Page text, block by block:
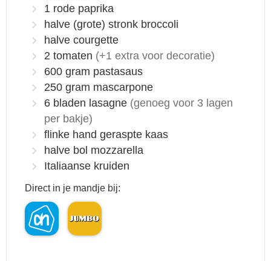
1 rode paprika
halve (grote) stronk broccoli
halve courgette
2 tomaten (+1 extra voor decoratie)
600 gram pastasaus
250 gram mascarpone
6 bladen lasagne (genoeg voor 3 lagen
per bakje)
flinke hand geraspte kaas
halve bol mozzarella
Italiaanse kruiden
Direct in je mandje bij: